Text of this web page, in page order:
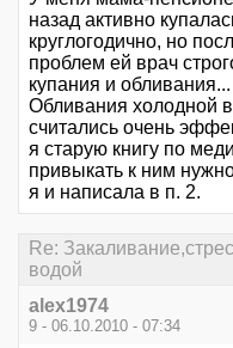
назад активно
круглогодично, но
проблем ей врач
купания и обливания...
Обливания холодной
считались очень
я старую книгу по
привыкать к ним
я и написала в п. 2.
Re:
водой
alex1974
9 - 06.10.2010 - 07:34